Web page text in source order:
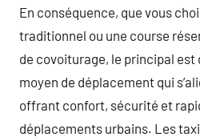
En conséquence, que vous
traditionnel ou une course
de covoiturage, le principal est
moyen de déplacement qui
offrant confort, sécurité et
déplacements urbains. Les